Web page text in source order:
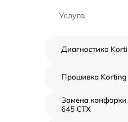
Услуга
Диагностика
Прошивка Korting
Замена
645 CTX